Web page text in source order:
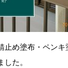
止め塗布・ペン
た。